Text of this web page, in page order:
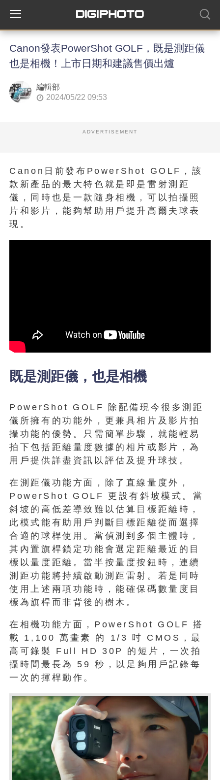
Canon發表PowerShot GOLF，既是測距儀
也是相機！上市日期和建議售價出爐
編輯部
2024/05/22 09:53
ADVERTISEMENT
Canon日前發布PowerShot GOLF，該
款新產品的最大特色就是即是雷射測距
儀，同時也是一款隨身相機，可以拍攝照
片和影片，能夠幫助用戶提升高爾夫球表
現。
既是測距儀，也是相機
PowerShot GOLF 除配備現今很多測距
儀所擁有的功能外，更兼具相片及影片拍
攝功能的優勢。只需簡單步驟，就能輕易
拍下包括距離量度數據的相片或影片，為
用戶提供詳盡資訊以評估及提升球技。
在測距儀功能方面，除了直線量度外，
PowerShot GOLF 更設有斜坡模式。當
斜坡的高低差導致難以估算目標距離時，
此模式能有助用戶判斷目標距離從而選擇
合適的球桿使用。當偵測到多個主體時，
其內置旗桿鎖定功能會選定距離最近的目
標以量度距離。當半按量度按鈕時，連續
測距功能將持續啟動測距雷射。若是同時
使用上述兩項功能時，能確保碼數量度目
標為旗桿而非背後的樹木。
在相機功能方面，PowerShot GOLF 搭
載 1,100 萬畫素 的 1/3 吋 CMOS，最
高可錄製 Full HD 30P 的短片，一次拍
攝時間最長為 59 秒，以足夠用戶記錄每
一次的揮桿動作。